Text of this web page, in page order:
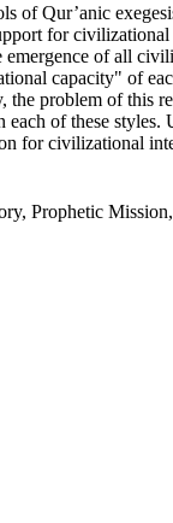
of Qur’anic
for
of all
capacity" of
problem of this
of these
for civilizational
Prophetic